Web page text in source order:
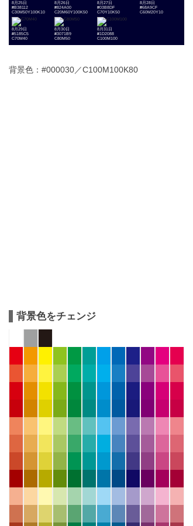
8月25日
#B38112
C30M50Y100K10
8月26日
#824A00
C20M60Y100K50
8月27日
#03B8DF
C70Y10K50
8月28日
#68A9CF
C60M20Y10
8月29日
#5185C5
C70M40
8月30日
#3071B9
C80M50
8月31日
#1D2088
C100M100
背景色：#000030／C100M100K80
背景色をチェンジ